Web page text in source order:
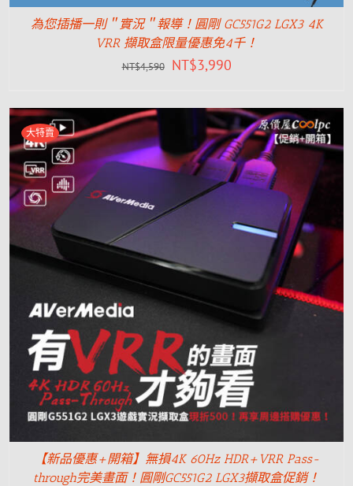
為您插播一則＂實況＂報導！圓剛 GC551G2 LGX3 4K
VRR 擷取盒限量優惠免4千！
NT$4,590 NT$3,990
大特賣
【新品優惠+開箱】無損4K 60Hz HDR+VRR Pass-
through完美畫面！圓剛GC551G2 LGX3擷取盒促銷！